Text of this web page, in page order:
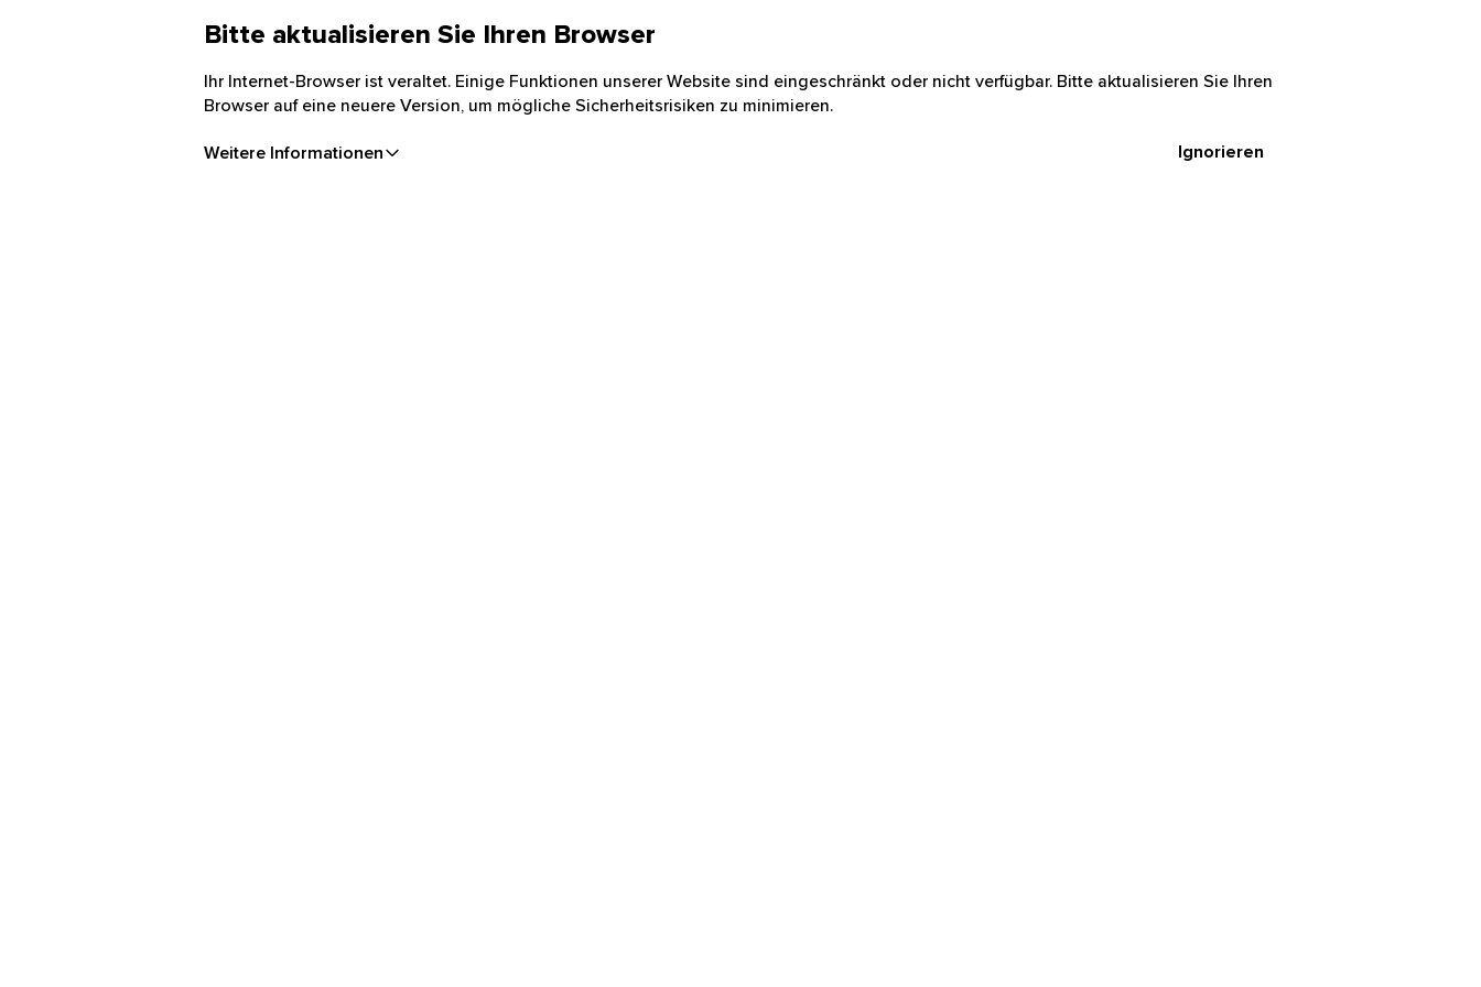
Bitte aktualisieren Sie Ihren Browser
Ihr Internet-Browser ist veraltet. Einige Funktionen unserer Website sind eingeschränkt oder nicht verfügbar. Bitte aktualisieren Sie Ihren
Browser auf eine neuere Version, um mögliche Sicherheitsrisiken zu minimieren.
Weitere Informationen Ignorieren